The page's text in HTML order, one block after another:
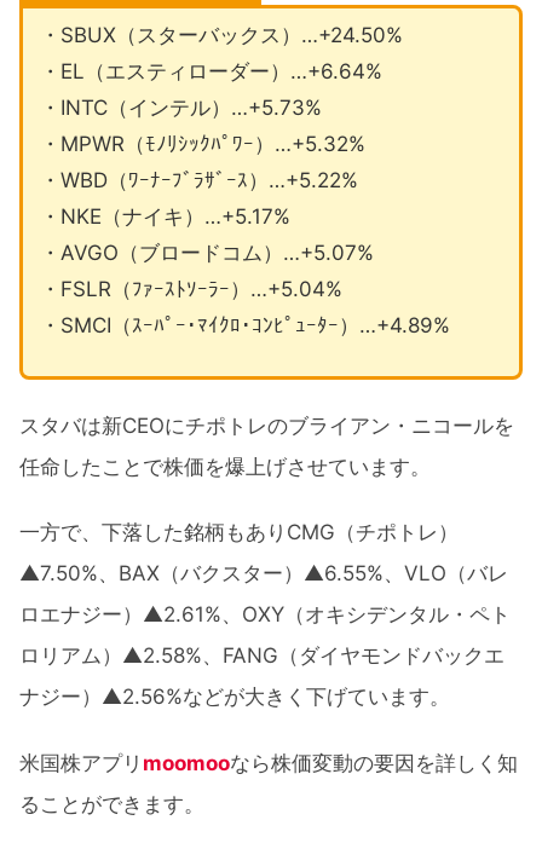
・SBUX（スターバックス）…+24.50%
・EL（エスティローダー）…+6.64%
・INTC（インテル）…+5.73%
・MPWR（ﾓﾉﾘｼｯｸﾊﾟﾜｰ）…+5.32%
・WBD（ﾜｰﾅｰﾌﾞﾗｻﾞｰｽ）…+5.22%
・NKE（ナイキ）…+5.17%
・AVGO（ブロードコム）…+5.07%
・FSLR（ﾌｧｰｽﾄｿｰﾗｰ）…+5.04%
・SMCI（ｽｰﾊﾟｰ･ﾏｲｸﾛ･ｺﾝﾋﾟｭｰﾀｰ）…+4.89%
スタバは新CEOにチポトレのブライアン・ニコールを
任命したことで株価を爆上げさせています。
一方で、下落した銘柄もありCMG（チポトレ）
▲7.50%、BAX（バクスター）▲6.55%、VLO（バレ
ロエナジー）▲2.61%、OXY（オキシデンタル・ペト
ロリアム）▲2.58%、FANG（ダイヤモンドバックエ
ナジー）▲2.56%などが大きく下げています。
米国株アプリ moomooなら株価変動の要因を詳しく知
ることができます。